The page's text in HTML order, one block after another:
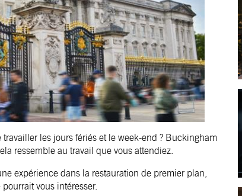
les jours fériés et le week-end ? Buckingham
ressemble au travail que vous attendiez.
expérience dans la restauration de premier plan,
vous intéresser.